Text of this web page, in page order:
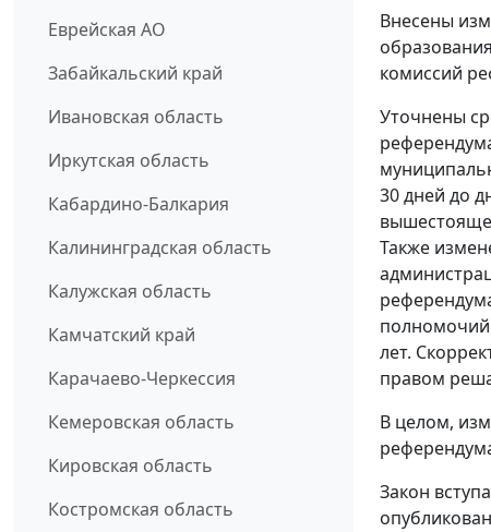
Еврейская АО
Забайкальский край
Ивановская область
Иркутская область
Кабардино-Балкария
Калининградская область
Калужская область
Камчатский край
Карачаево-Черкессия
Кемеровская область
Кировская область
Костромская область
Внесены
комиссий
Уточнены
30 дней до
Также
полномочий
лет.
правом
В целом,
Закон